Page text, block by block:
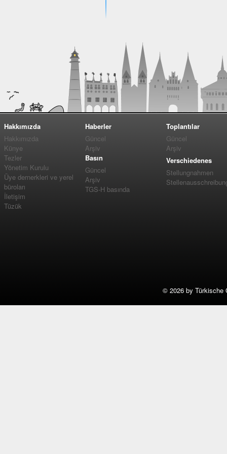
Hakkımızda
Hakkımızda
Künye
Tezler
Yönetim Kurulu
Üye dernerkleri ve yerel
büroları
İletişim
Tüzük
Haberler
Güncel
Arşiv
Basın
Güncel
Arşiv
TGS-H basında
Toplantılar
Güncel
Arşiv
Verschiedenes
Stellungnahmen
© 2026 by Türkische